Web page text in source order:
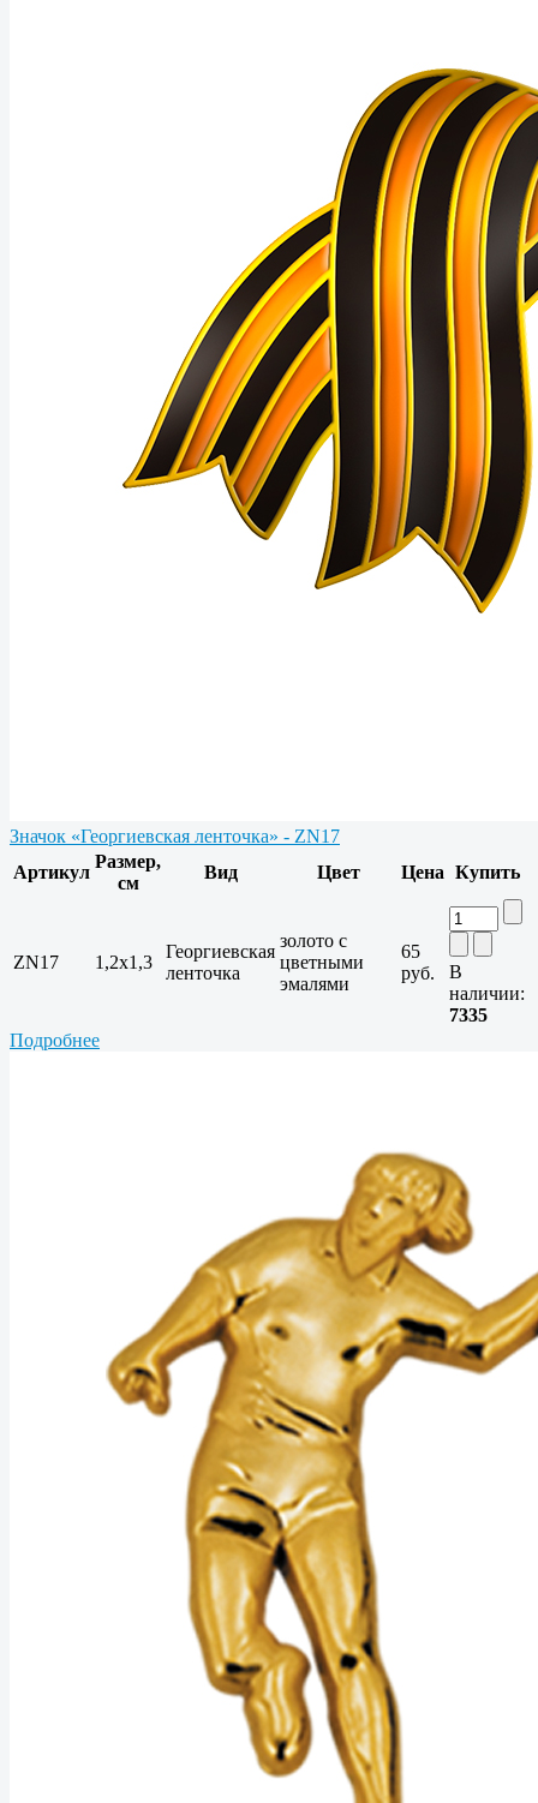
Значок «Георгиевская ленточка» - ZN17
Артикул
Размер,
см
Вид Цвет Цена Купить
ZN17 1,2x1,3
Георгиевская
ленточка
золото с
цветными
эмалями
65
руб.
В
наличии:
7335
Подробнее